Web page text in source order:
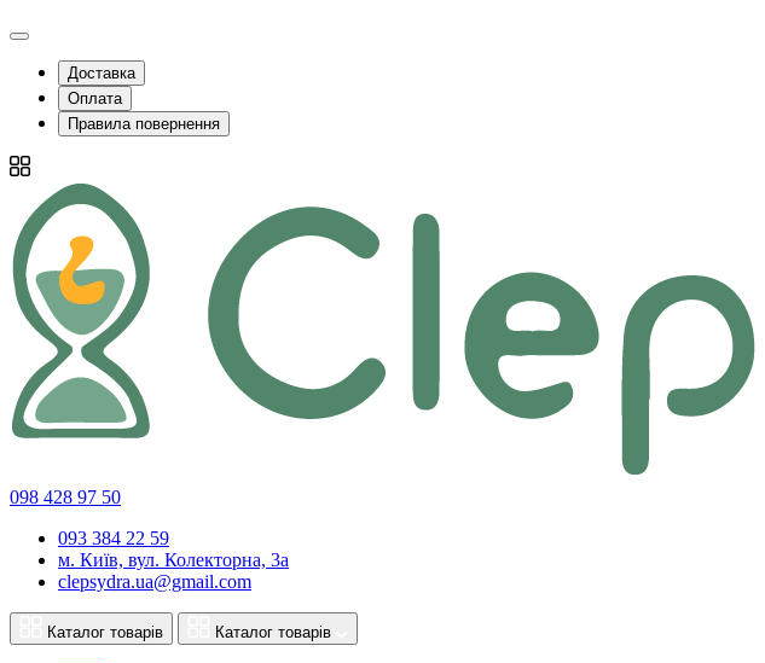
Доставка
Оплата
Правила повернення
098 428 97 50
093 384 22 59
м. Київ, вул. Колекторна, 3а
clepsydra.ua@gmail.com
Каталог товарів Каталог товарів